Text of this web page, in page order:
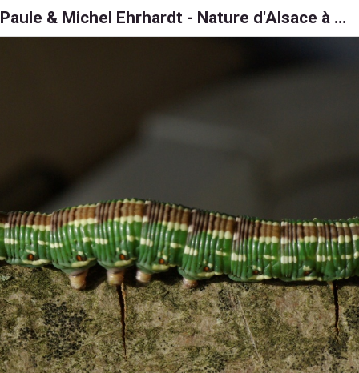
Paule & Michel Ehrhardt - Nature d'Alsace à 6, 8 et 1000 pattes